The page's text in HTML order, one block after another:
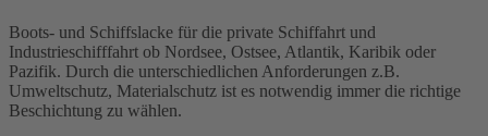
Boots- und Schiffslacke für die private Schiffahrt und
Industrieschifffahrt ob Nordsee, Ostsee, Atlantik, Karibik oder
Pazifik. Durch die unterschiedlichen Anforderungen z.B.
Umweltschutz, Materialschutz ist es notwendig immer die richtige
Beschichtung zu wählen.